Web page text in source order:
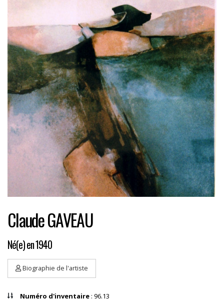
Claude GAVEAU
Né(e) en 1940
Biographie de l'artiste
Numéro d'inventaire : 96.13